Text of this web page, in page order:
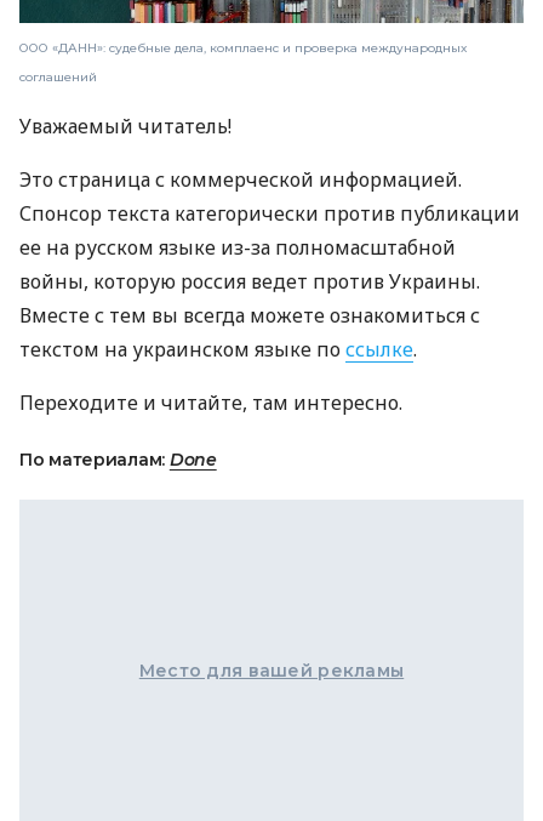
ООО «ДАНН»: судебные дела, комплаенс и проверка международных
соглашений
Уважаемый читатель!
Это страница с коммерческой информацией.
Спонсор текста категорически против публикации
ее на русском языке из-за полномасштабной
войны, которую россия ведет против Украины.
Вместе с тем вы всегда можете ознакомиться с
текстом на украинском языке поссылке.
Переходите и читайте, там интересно.
По материалам: Done
Место для вашей рекламы